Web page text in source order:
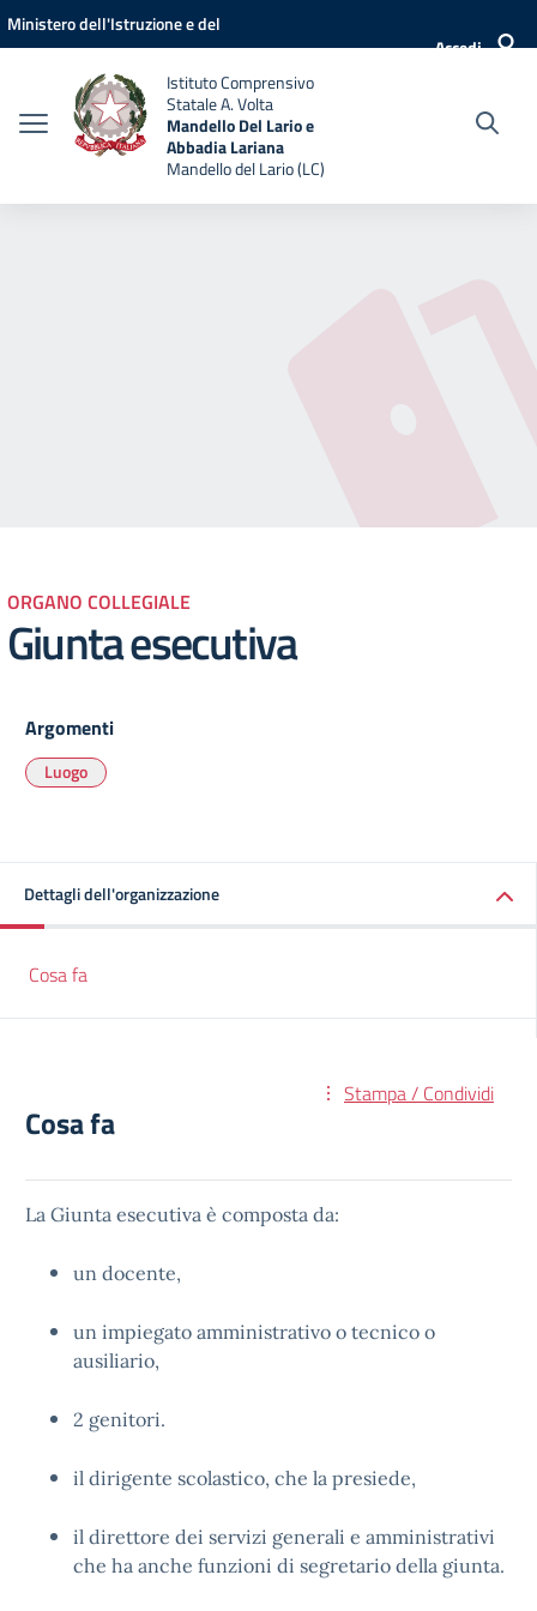
Vai ai contenuti
Vai al menu di navigazione
Vai al footer
Ministero dell'Istruzione e del
Accedi
Istituto Comprensivo
Statale A. Volta
Mandello Del Lario e
Abbadia Lariana
Mandello del Lario (LC)
ORGANO COLLEGIALE
Giunta esecutiva
Argomenti
Luogo
Dettagli dell'organizzazione
Cosa fa
Stampa / Condividi
Cosa fa
La Giunta esecutiva è composta da:
un docente,
un impiegato amministrativo o tecnico o
ausiliario,
2 genitori.
il dirigente scolastico, che la presiede,
il direttore dei servizi generali e amministrativi
che ha anche funzioni di segretario della giunta.